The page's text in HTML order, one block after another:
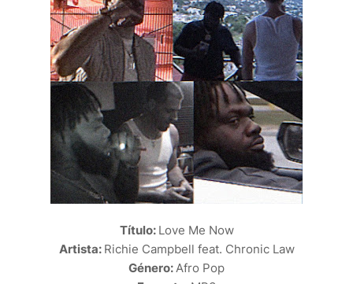
Título: Love Me Now
Artista: Richie Campbell feat. Chronic Law
Género:Afro Pop